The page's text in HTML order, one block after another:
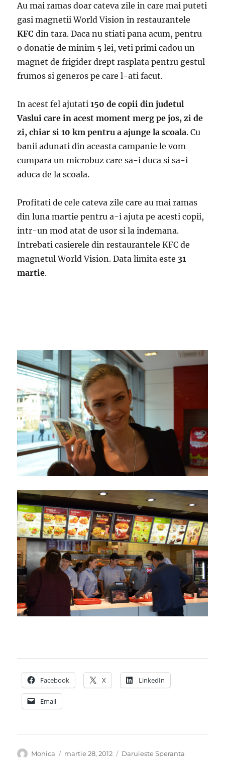
Au mai ramas doar cateva zile in care mai puteti
gasi magnetii World Vision in restaurantele
KFC din tara. Daca nu stiati pana acum, pentru
o donatie de minim 5 lei, veti primi cadou un
magnet de frigider drept rasplata pentru gestul
frumos si generos pe care l-ati facut.
In acest fel ajutati150 de copii din judetul
Vaslui care in acest moment merg pe jos, zi de
zi, chiar si 10 km pentru a ajunge la scoala. Cu
banii adunati din aceasta campanie le vom
cumpara un microbuz care sa-i duca si sa-i
aduca de la scoala.
Profitati de cele cateva zile care au mai ramas
din luna martie pentru a-i ajuta pe acesti copii,
intr-un mod atat de usor si la indemana.
Intrebati casierele din restaurantele KFC de
magnetul World Vision. Data limita este 31
martie.
Facebook X LinkedIn
Email
Autor
Monica Publicat
martie 28, 2012 Categorii
Daruieste Speranta